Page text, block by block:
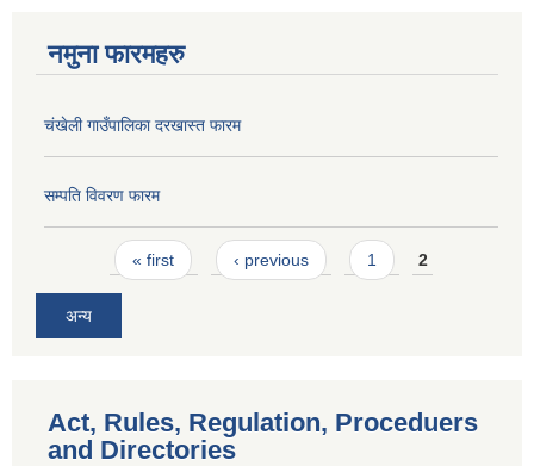
नमुना फारमहरु
चंखेली गाउँपालिका दरखास्त फारम
सम्पति विवरण फारम
Pages« first ‹ previous 1 2
अन्य
Act, Rules, Regulation, Proceduers
and Directories